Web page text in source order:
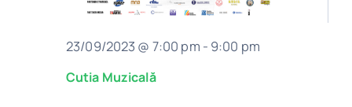
Cutia Muzicală
23/09/2023 @ 7:00 pm - 9:00 pm